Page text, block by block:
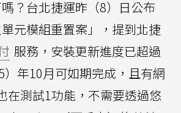
？台北捷運昨（8）日公布
元模組重置案」，提到北捷
服務，安裝更新進度已超過
年10月可如期完成，且有網
在測試1功能，不需要透過悠